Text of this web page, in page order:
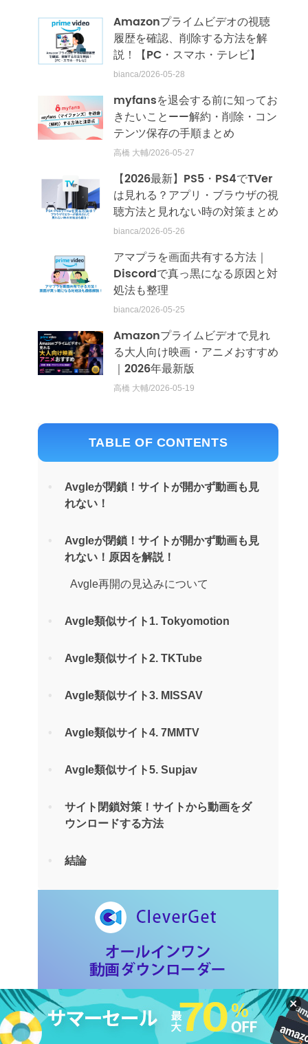
Amazonプライムビデオの視聴
履歴を確認、削除する方法を解
説！【PC・スマホ・テレビ】
bianca/2026-05-28
myfansを退会する前に知ってお
きたいこと——解約・削除・コン
テンツ保存の手順まとめ
高橋 大輔/2026-05-27
【2026最新】PS5・PS4でTVer
は見れる？アプリ・ブラウザの視
聴方法と見れない時の対策まとめ
bianca/2026-05-26
アマプラを画面共有する方法｜
Discordで真っ黒になる原因と対
処法も整理
bianca/2026-05-25
Amazonプライムビデオで見れ
る大人向け映画・アニメおすすめ
｜2026年最新版
高橋 大輔/2026-05-19
TABLE OF CONTENTS
Avgleが閉鎖！サイトが開かず動画も見
れない！
Avgleが閉鎖！サイトが開かず動画も見
れない！原因を解説！
Avgle再開の見込みについて
Avgle類似サイト1. Tokyomotion
Avgle類似サイト2. TKTube
Avgle類似サイト3. MISSAV
Avgle類似サイト4. 7MMTV
Avgle類似サイト5. Supjav
サイト閉鎖対策！サイトから動画をダ
ウンロードする方法
結論